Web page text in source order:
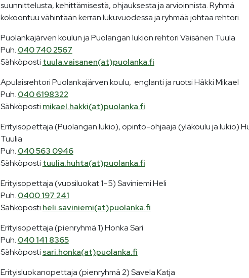
suunnittelusta, kehittämisestä, ohjauksesta ja arvioinnista. Ryhmä
kokoontuu vähintään kerran lukuvuodessa ja ryhmää johtaa rehtori.
Puolankajärven koulun ja Puolangan lukion rehtori Väisänen Tuula
Puh. 040 740 2567
Sähköposti tuula.vaisanen(at)puolanka.fi
Apulaisrehtori Puolankajärven koulu, englanti ja ruotsi Häkki Mikael
Puh. 040 6198322
Sähköposti mikael.hakki(at)puolanka.fi
Erityisopettaja (Puolangan lukio), opinto-ohjaaja (yläkoulu ja lukio)
Tuulia
Puh. 040 563 0946
Sähköposti tuulia.huhta(at)puolanka.fi
Erityisopettaja (vuosiluokat 1–5) Saviniemi Heli
Puh. 0400 197 241
Sähköposti heli.saviniemi(at)puolanka.fi
Erityisopettaja (pienryhmä 1) Honka Sari
Puh. 040 141 8365
Sähköposti sari.honka(at)puolanka.fi
Erityisluokanopettaja (pienryhmä 2) Savela Katja